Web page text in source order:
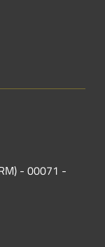
- 00071 -